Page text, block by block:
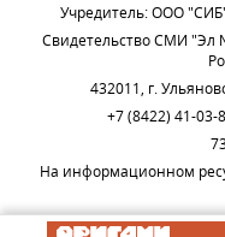
Учредитель: ООО
Свидетельство СМИ "Эл
432011, г.
+7 (8422) 41-03-
На информационном